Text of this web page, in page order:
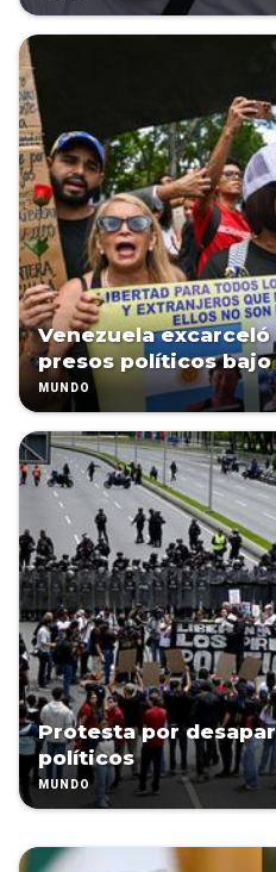
Venezuela
presos políticos
MUNDO
Protesta por
políticos
MUNDO